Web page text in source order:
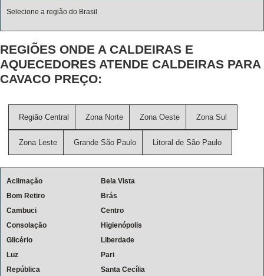
Selecione a região do Brasil
REGIÕES ONDE A CALDEIRAS E
AQUECEDORES ATENDE CALDEIRAS PARA
CAVACO PREÇO:
Região Central Zona Norte Zona Oeste Zona Sul
Zona Leste Grande São Paulo Litoral de São Paulo
Aclimação
Bela Vista
Bom Retiro
Brás
Cambuci
Centro
Consolação
Higienópolis
Glicério
Liberdade
Luz
Pari
República
Santa Cecília